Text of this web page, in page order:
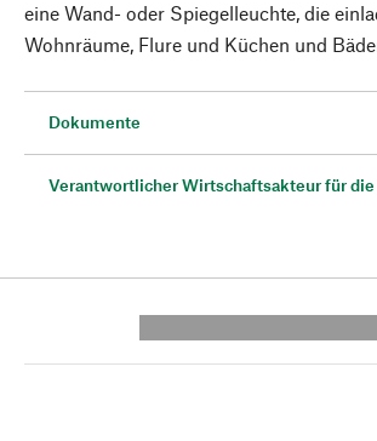
eine Wand- oder Spiegelleuchte, die
Wohnräume, Flure und Küchen und
Dokumente
Verantwortlicher Wirtschaftsakteur für die